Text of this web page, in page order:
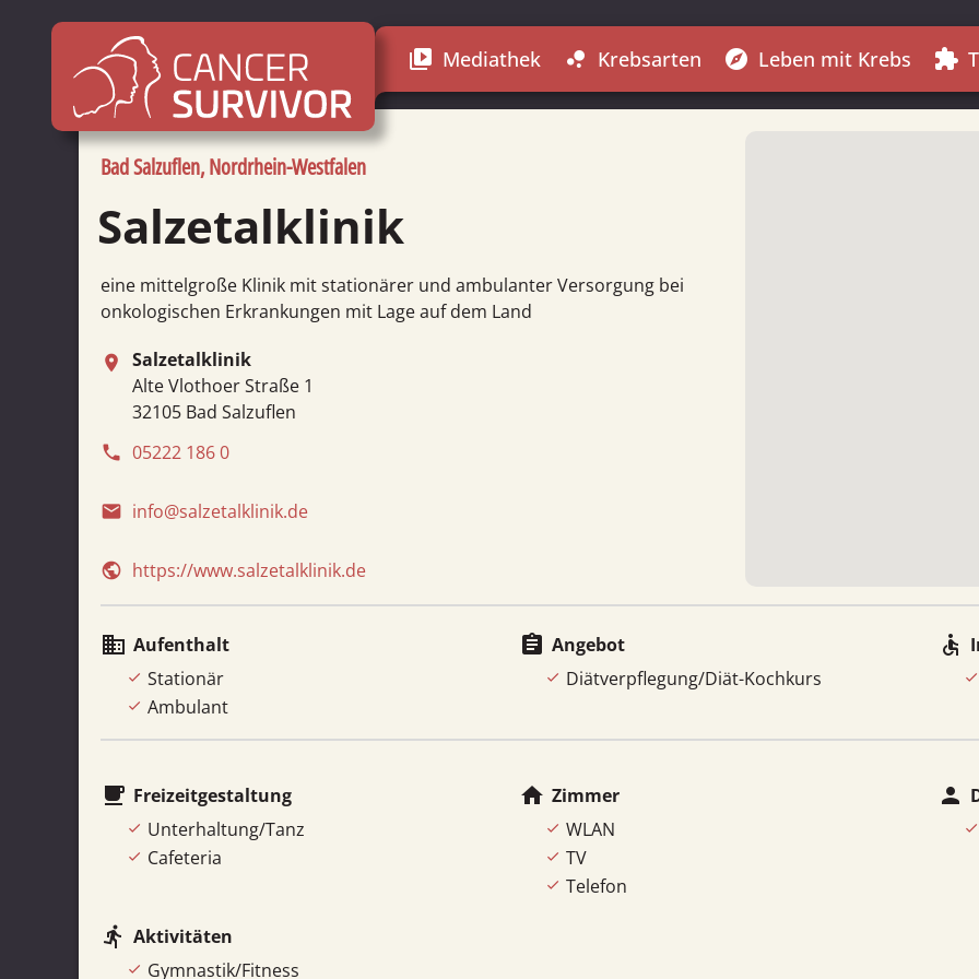
video_library Mediathek bubble_chart Krebsarten explore Leben mit Krebs extension
Bad Salzuflen, Nordrhein-Westfalen
Salzetalklinik
eine mittelgroße Klinik mit stationärer und ambulanter Versorgung bei
onkologischen Erkrankungen mit Lage auf dem Land
place
Salzetalklinik
Alte Vlothoer Straße 1
32105 Bad Salzuflen
phone 05222 186 0
email info@salzetalklinik.de
public https://www.salzetalklinik.de
business Aufenthalt
Stationär
Ambulant
assignment Angebot
Diätverpflegung/Diät-Kochkurs
accessible
local_cafe Freizeitgestaltung
Unterhaltung/Tanz
Cafeteria
home Zimmer
WLAN
TV
Telefon
person
directions_run Aktivitäten
Gymnastik/Fitness